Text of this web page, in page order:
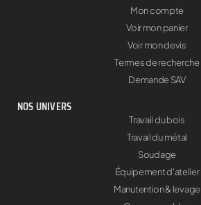
Mon compte
Voir mon panier
Voir mon devis
Termes de recherche
Demande SAV
NOS UNIVERS
Travail du bois
Travail du métal
Soudage
Équipement d'atelier
Manutention & levage